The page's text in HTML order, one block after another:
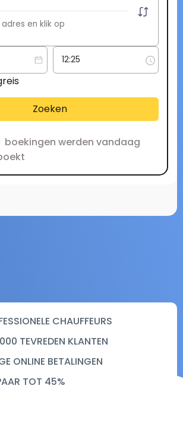
CHAUFFEURS
TEVREDEN KLANTEN
ONLINE BETALINGEN
TOT 45%
Zoeken
boekingen werden vandaag